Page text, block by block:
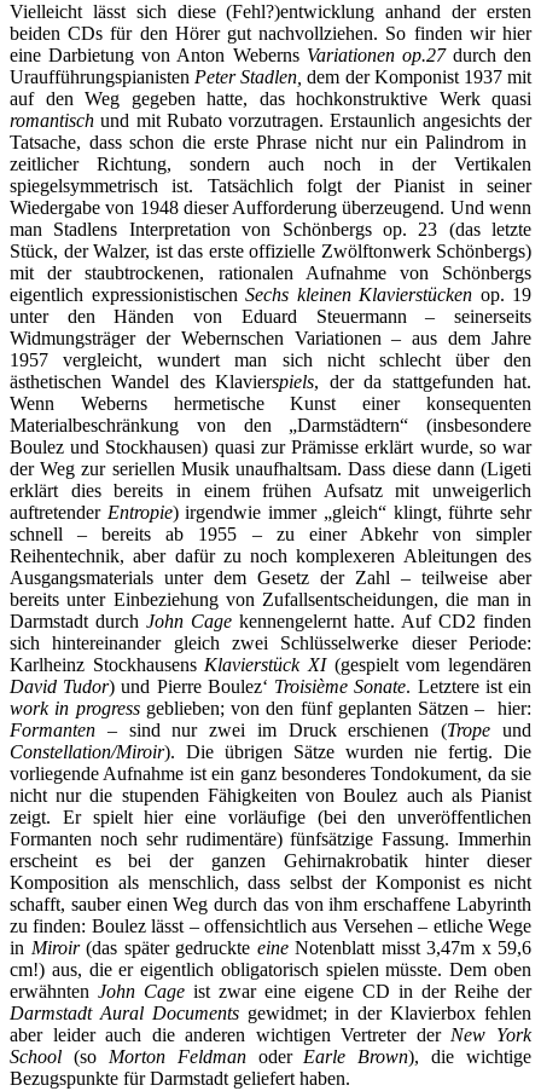
Vielleicht lässt sich diese (Fehl?)entwicklung anhand der ersten
beiden CDs für den Hörer gut nachvollziehen. So finden wir hier
eine Darbietung von Anton Weberns Variationen op.27 durch den
Uraufführungspianisten Peter Stadlen,dem der Komponist 1937 mit
auf den Weg gegeben hatte, das hochkonstruktive Werk quasi
romantisch und mit Rubato vorzutragen. Erstaunlich angesichts der
Tatsache, dass schon die erste Phrase nicht nur ein Palindrom in
zeitlicher Richtung, sondern auch noch in der Vertikalen
spiegelsymmetrisch ist. Tatsächlich folgt der Pianist in seiner
Wiedergabe von 1948 dieser Aufforderung überzeugend. Und wenn
man Stadlens Interpretation von Schönbergs op. 23 (das letzte
Stück, der Walzer, ist das erste offizielle Zwölftonwerk Schönbergs)
mit der staubtrockenen, rationalen Aufnahme von Schönbergs
eigentlich expressionistischen Sechs kleinen Klavierstücken op. 19
unter den Händen von Eduard Steuermann – seinerseits
Widmungsträger der Webernschen Variationen – aus dem Jahre
1957 vergleicht, wundert man sich nicht schlecht über den
ästhetischen Wandel des Klavierspiels, der da stattgefunden hat.
Wenn Weberns hermetische Kunst einer konsequenten
Materialbeschränkung von den „Darmstädtern“ (insbesondere
Boulez und Stockhausen) quasi zur Prämisse erklärt wurde, so war
der Weg zur seriellen Musik unaufhaltsam. Dass diese dann (Ligeti
erklärt dies bereits in einem frühen Aufsatz mit unweigerlich
auftretender Entropie) irgendwie immer „gleich“ klingt, führte sehr
schnell – bereits ab 1955 – zu einer Abkehr von simpler
Reihentechnik, aber dafür zu noch komplexeren Ableitungen des
Ausgangsmaterials unter dem Gesetz der Zahl – teilweise aber
bereits unter Einbeziehung von Zufallsentscheidungen, die man in
Darmstadt durch John Cage kennengelernt hatte. Auf CD2 finden
sich hintereinander gleich zwei Schlüsselwerke dieser Periode:
Karlheinz Stockhausens Klavierstück XI (gespielt vom legendären
David Tudor) und Pierre Boulez‘ Troisième Sonate. Letztere ist ein
work in progress geblieben; von den fünf geplanten Sätzen – hier:
Formanten – sind nur zwei im Druck erschienen (Tropeund
Constellation/Miroir). Die übrigen Sätze wurden nie fertig. Die
vorliegende Aufnahme ist ein ganz besonderes Tondokument, da sie
nicht nur die stupenden Fähigkeiten von Boulez auch als Pianist
zeigt. Er spielt hier eine vorläufige (bei den unveröffentlichen
Formanten noch sehr rudimentäre) fünfsätzige Fassung. Immerhin
erscheint es bei der ganzen Gehirnakrobatik hinter dieser
Komposition als menschlich, dass selbst der Komponist es nicht
schafft, sauber einen Weg durch das von ihm erschaffene Labyrinth
zu finden: Boulez lässt – offensichtlich aus Versehen – etliche Wege
in Miroir (das später gedruckte eine Notenblatt misst 3,47m x 59,6
cm!) aus, die er eigentlich obligatorisch spielen müsste. Dem oben
erwähnten John Cage ist zwar eine eigene CD in der Reihe der
Darmstadt Aural Documentsgewidmet; in der Klavierbox fehlen
aber leider auch die anderen wichtigen Vertreter der New York
School (so Morton Feldman oder Earle Brown), die wichtige
Bezugspunkte für Darmstadt geliefert haben.